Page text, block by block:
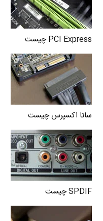
PCI Express چیست
ساتا اکسپرس چیست
SPDIF چیست